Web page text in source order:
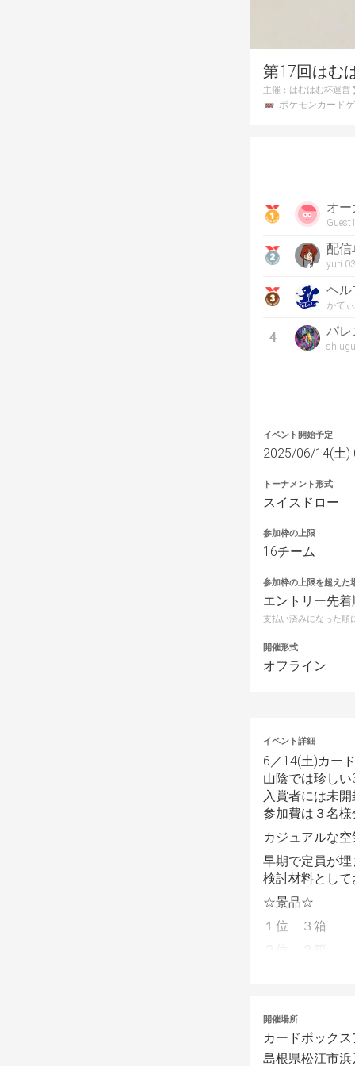
第17回はむ
主催： はむはむ杯運営
ポケモンカード
オー
Guest1
配信
ヘル
かてぃ
4 パレ
イベント開始予定
2025/06/14(土)
トーナメント形式
スイスドロー
参加枠の上限
16チーム
参加枠の上限を超えた
エントリー先着
支払い済みになった順
開催形式
オフライン
イベント詳細
6／14(土)カー
山陰では珍しい
入賞者には未
参加費は３名様
カジュアルな
早期で定員が埋
検討材料として
☆景品☆
１位　３箱
２位　２箱
5/17 10:00～募
開催場所
カードボック
島根県松江市浜